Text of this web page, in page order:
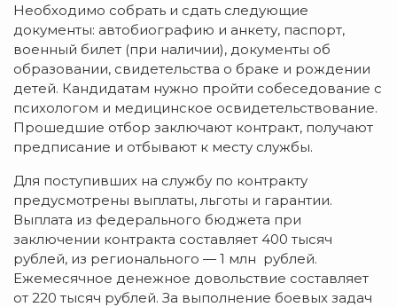
Необходимо собрать и сдать следующие
документы: автобиографию и анкету, паспорт,
военный билет (при наличии), документы об
образовании, свидетельства о браке и рождении
детей. Кандидатам нужно пройти собеседование с
психологом и медицинское освидетельствование.
Прошедшие отбор заключают контракт, получают
предписание и отбывают к месту службы.
Для поступивших на службу по контракту
предусмотрены выплаты, льготы и гарантии.
Выплата из федерального бюджета при
заключении контракта составляет 400 тысяч
рублей, из регионального — 1 млн рублей.
Ежемесячное денежное довольствие составляет
от 220 тысяч рублей. За выполнение боевых задач